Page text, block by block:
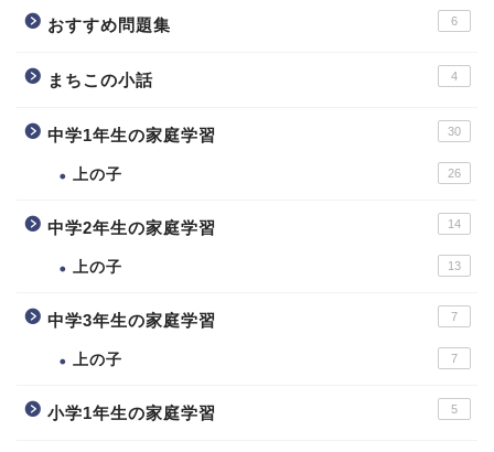
おすすめ問題集 6
まちこの小話 4
中学1年生の家庭学習 30
上の子 26
中学2年生の家庭学習 14
上の子 13
中学3年生の家庭学習 7
上の子 7
小学1年生の家庭学習 5